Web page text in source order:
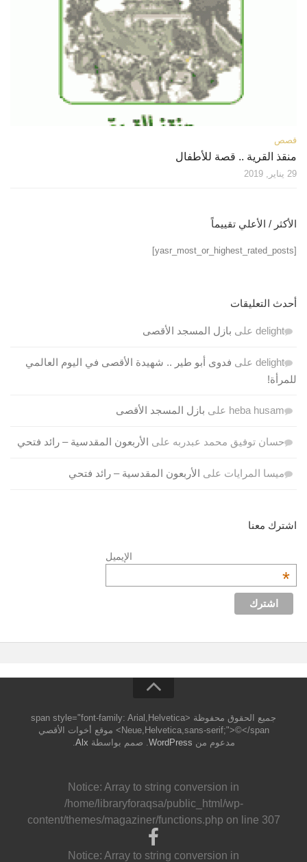
قصص
منقذ القرية .. قصة للأطفال
29 يناير, 2019
الأكثر / الأعلي تقييماً
[yasr_most_or_highest_rated_posts]
أحدث التعليقات
delight على بازل المسجد الأقصى
delight على فدوى أبو طير .. شهيدة الأقصى في اليوم العالمي
للمرأة!
heba husam على بازل المسجد الأقصى
حسان توفيق محمد عبدربه على الأربعون المقدسية – رائد فتحي
ميسا المرايات على الأربعون المقدسية – رائد فتحي
اشترك معنا
الإيميل
*
جميع الحقوق محفوظة <span style="font-family: Arial,Helvetica
Neue,Helvetica,sans-serif;">©</span> موقع أخوات الأقصي
مدعوم من WordPress . صمم بواسطة Alx
Notice: Array to string conversion in
/home/libraryforaqsa/public_html/wp-
content/themes/magaziner/functions.php on line 307
Notice: Array to string conversion in